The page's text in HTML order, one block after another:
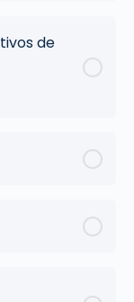
de